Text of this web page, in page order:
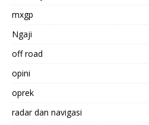
mxgp
Ngaji
off road
opini
oprek
radar dan navigasi